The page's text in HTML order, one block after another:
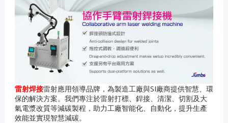
雷射焊接雷射應用領導品牌，為製造工廠與SI廠商提供智慧、環
保的解決方案。我們專注於雷射打標、銲接、清潔、切割及大
氣電漿改質等減碳製程，助力工廠智能化、自動化，提升生產
效能並實現智慧減碳。